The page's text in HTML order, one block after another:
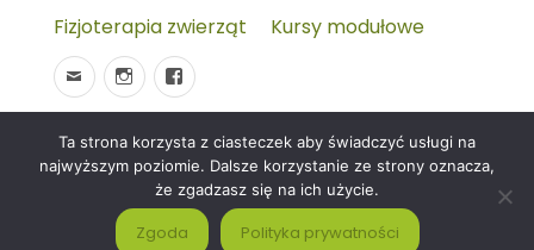
Fizjoterapia zwierząt
Kursy modułowe
© 2026Wydarzenia-wet.pl
Polityka prywatności i
RODO
Czym jest strona KALENDARZ WYDARZEŃ
WETERYNARYJNYCH?
Ta strona korzysta z ciasteczek aby świadczyć usługi na
najwyższym poziomie. Dalsze korzystanie ze strony oznacza,
że zgadzasz się na ich użycie.
Zgoda Polityka prywatności